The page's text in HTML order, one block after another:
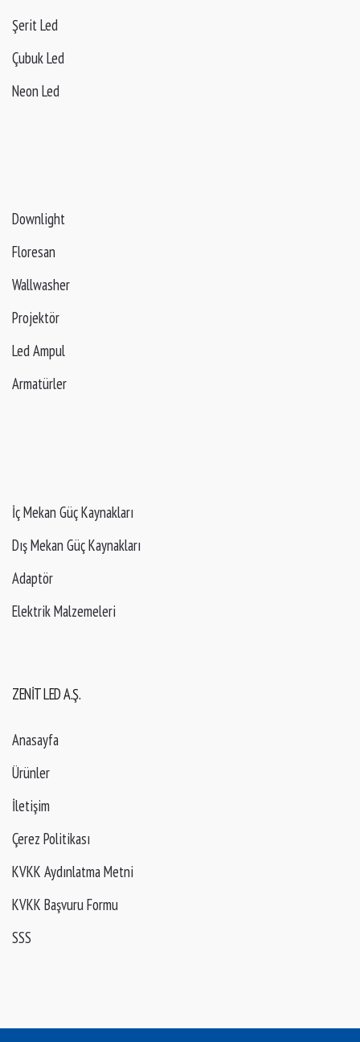
Şerit Led
Çubuk Led
Neon Led
Downlight
Floresan
Wallwasher
Projektör
Led Ampul
Armatürler
İç Mekan Güç Kaynakları
Dış Mekan Güç Kaynakları
Adaptör
Elektrik Malzemeleri
ZENIT LED A.Ş.
Anasayfa
Ürünler
İletişim
Çerez Politikası
KVKK Aydınlatma Metni
KVKK Başvuru Formu
SSS